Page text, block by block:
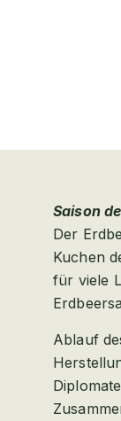
Saison
Der
Kuchen
für viele
Ablauf